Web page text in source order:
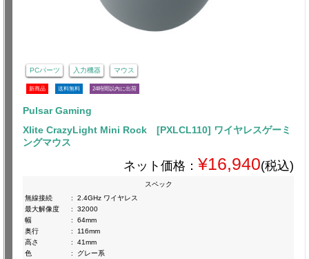
PCパーツ 入力機器 マウス
新商品 送料無料 24時間以内に出荷
Pulsar Gaming
Xlite CrazyLight Mini Rock [PXLCL110] ワイヤレスゲーミ
ングマウス
ネット価格： ¥16,940(税込)
スペック
無線接続
:
2.4GHz ワイヤレス
最大解像度
:
32000
幅
:
64mm
奥行
:
116mm
高さ
:
41mm
色
:
グレー系